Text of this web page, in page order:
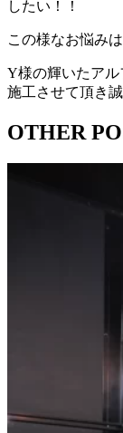
したい！！
この様なお悩み
Y様の輝いたア
施工させて頂き
OTHER